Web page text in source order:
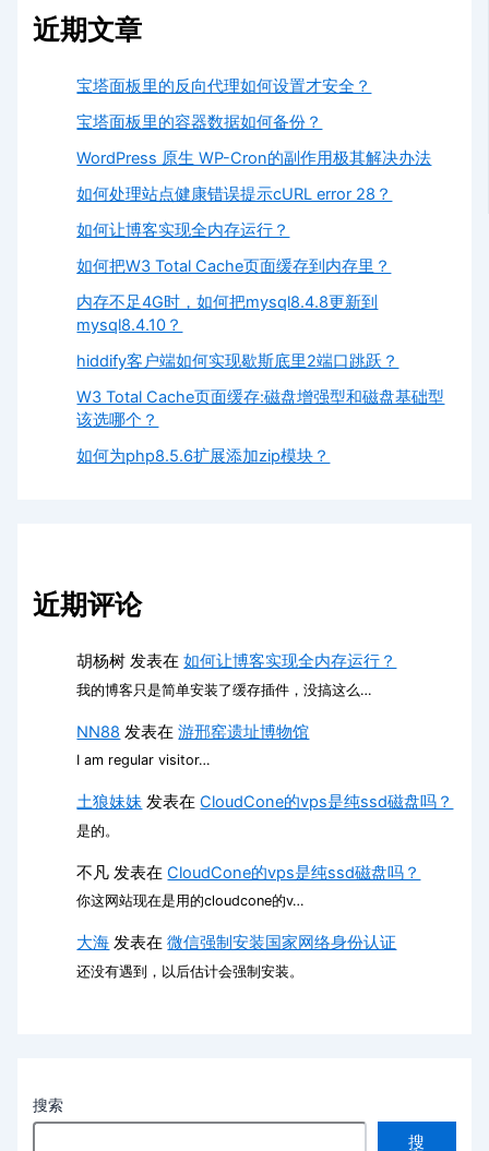
近期文章
宝塔面板里的反向代理如何设置才安全？
宝塔面板里的容器数据如何备份？
WordPress 原生 WP-Cron的副作用极其解决办法
如何处理站点健康错误提示cURL error 28？
如何让博客实现全内存运行？
如何把W3 Total Cache页面缓存到内存里？
内存不足4G时，如何把mysql8.4.8更新到
mysql8.4.10？
hiddify客户端如何实现歇斯底里2端口跳跃？
W3 Total Cache页面缓存:磁盘增强型和磁盘基础型
该选哪个？
如何为php8.5.6扩展添加zip模块？
近期评论
胡杨树 发表在如何让博客实现全内存运行？
我的博客只是简单安装了缓存插件，没搞这么…
NN88 发表在游邢窑遗址博物馆
I am regular visitor…
土狼妹妹 发表在CloudCone的vps是纯ssd磁盘吗？
是的。
不凡 发表在CloudCone的vps是纯ssd磁盘吗？
你这网站现在是用的cloudcone的v…
大海 发表在微信强制安装国家网络身份认证
还没有遇到，以后估计会强制安装。
搜索
搜